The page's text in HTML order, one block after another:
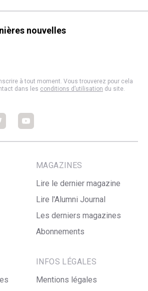
nouvelles
à tout moment. Vous trouverez pour cela
dans les conditions d’utilisation du site.
Facebook
MAGAZINES
Lire le dernier magazine
Lire l'Alumni Journal
Les derniers magazines
Abonnements
INFOS LÉGALES
Mentions légales